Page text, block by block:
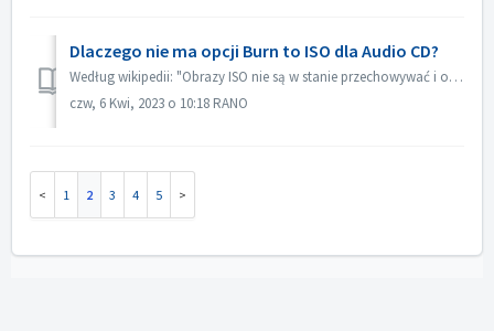
Dlaczego nie ma opcji Burn to ISO dla Audio CD?
Według wikipedii: "Obrazy ISO nie są w stanie przechowywać i odtwarzać płyt CD-Audio, ze względu na fakt, że płyty CD-Audio nie używają komputerowego ...
czw, 6 Kwi, 2023 o 10:18 RANO
1 2 3 4 5